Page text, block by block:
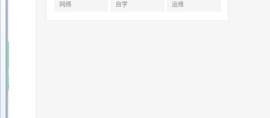
网络 自学 运维